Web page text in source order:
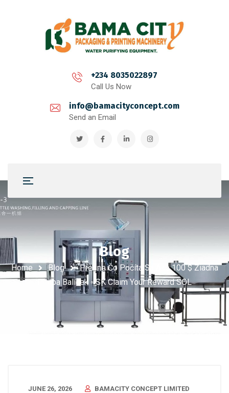
+234 8035022897
Call Us Now
info@bamacityconcept.com
Send an Email
Blog
Home Blog
Presne Čo Počíta Sa Ako 100 $ Žiadna
Platba Balíček ◦ SK Claim Your Reward SOL
JUNE 26, 2026
BAMACITY CONCEPT LIMITED